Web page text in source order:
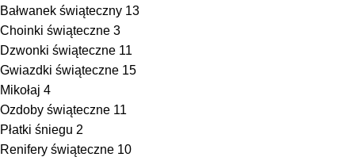
Bałwanek świąteczny 13
Choinki świąteczne 3
Dzwonki świąteczne 11
Gwiazdki świąteczne 15
Mikołaj 4
Ozdoby świąteczne 11
Płatki śniegu 2
Renifery świąteczne 10